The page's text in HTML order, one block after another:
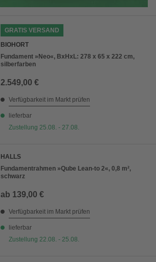
GRATIS VERSAND
BIOHORT
Fundament »Neo«, BxHxL: 278 x 65 x 222 cm,
silberfarben
2.549,00 €
Verfügbarkeit im Markt prüfen
lieferbar
Zustellung 25.08. - 27.08.
HALLS
Fundamentrahmen »Qube Lean-to 2«, 0,8 m²,
schwarz
ab 139,00 €
Verfügbarkeit im Markt prüfen
lieferbar
Zustellung 22.08. - 25.08.